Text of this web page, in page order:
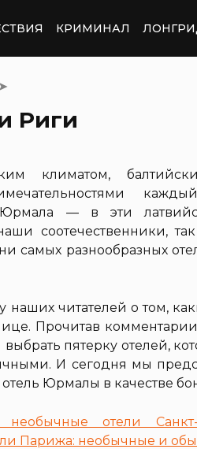
КРИМИНАЛ
➤
Риги
климатом,
— в эти
соотечественники,
самых разнообразных
читателей о том,
Прочитав
пятерку отелей,
И сегодня мы
Юрмалы в качестве
отели Санкт-
Парижа: необычные и